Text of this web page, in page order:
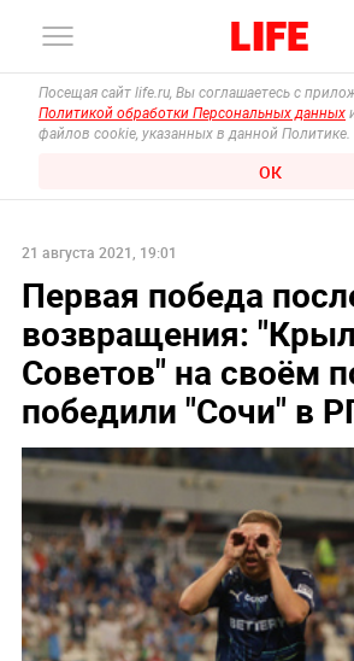
Посещая сайт life.ru, Вы соглашаетесь с
Политикой обработки Персональных данных
файлов cookie, указанных в данной Политике.
ОК
21 августа 2021, 19:01
Первая победа
возвращения:
Советов" на своём
победили "Сочи" в